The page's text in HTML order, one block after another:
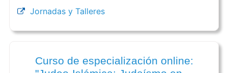
Jornadas y Talleres
Curso de especialización online: